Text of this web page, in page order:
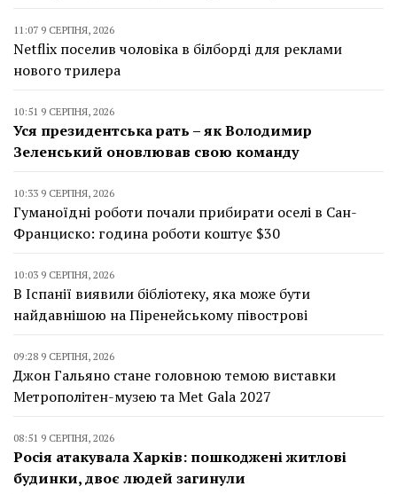
11:07 9 СЕРПНЯ, 2026
Netflix поселив чоловіка в білборді для реклами
нового трилера
10:51 9 СЕРПНЯ, 2026
Уся президентська рать – як Володимир
Зеленський оновлював свою команду
10:33 9 СЕРПНЯ, 2026
Гуманоїдні роботи почали прибирати оселі в Сан-
Франциско: година роботи коштує $30
10:03 9 СЕРПНЯ, 2026
В Іспанії виявили бібліотеку, яка може бути
найдавнішою на Піренейському півострові
09:28 9 СЕРПНЯ, 2026
Джон Гальяно стане головною темою виставки
Метрополітен-музею та Met Gala 2027
08:51 9 СЕРПНЯ, 2026
Росія атакувала Харків: пошкоджені житлові
будинки, двоє людей загинули